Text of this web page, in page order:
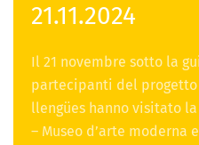
21.11.2024
Il 21 novembre sotto la
partecipanti del
llengües hanno visitato
– Museo d’arte moderna